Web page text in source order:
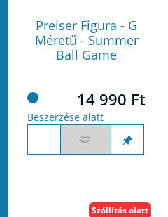
Preiser Figura - G
Méretű - Summer
Ball Game
14 990 Ft
Beszerzése alatt
Szállítás alatt